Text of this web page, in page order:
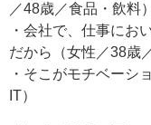
／48歳／食品・飲料）
・会社で、仕事にお
だから（女性／38歳
・そこがモチベーシ
IT）